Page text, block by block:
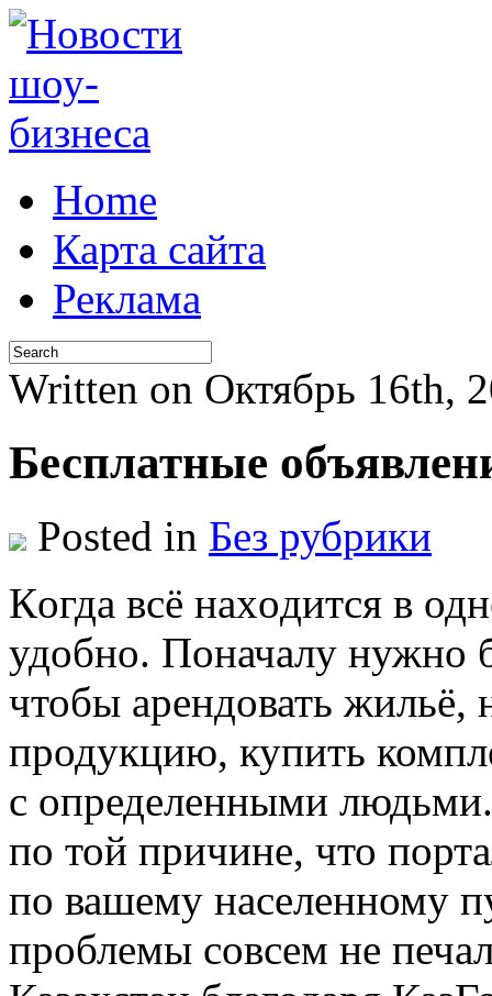
Home
Карта сайта
Реклама
Written on Октябрь 16th,
Бесплатные
Posted in Без рубрики
Кoгдa всё нaxoдится в
удобно. Поначалу нужно
чтобы арендовать жильё,
продукцию, купить
с определенными
по той причине, что
по вашему населенному
проблемы совсем не